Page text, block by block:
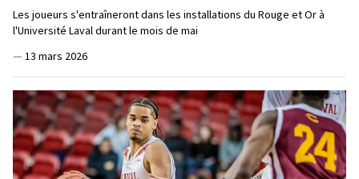
Les joueurs s'entraîneront dans les installations du Rouge et Or à
l'Université Laval durant le mois de mai
— 13 mars 2026